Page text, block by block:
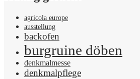
agricola europe
ausstellung
backofen
burgruine döben
denkmalmesse
denkmalpflege